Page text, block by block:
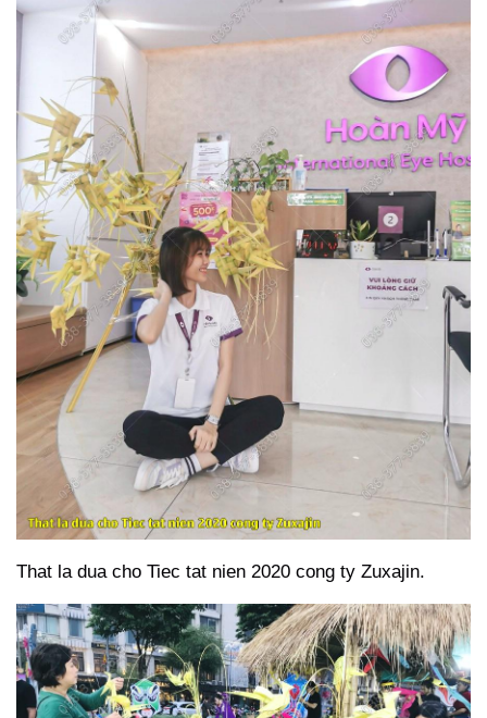
That la dua cho Tiec tat nien 2020 cong ty Zuxajin.